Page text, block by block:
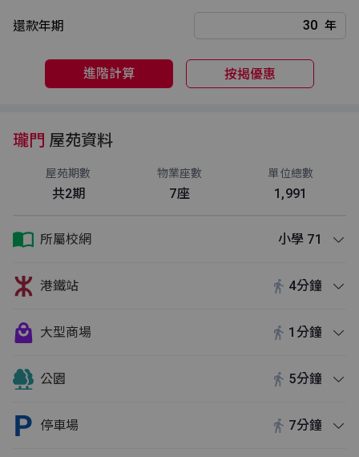
還款年期 年
進階計算 按揭優惠
瓏門 屋苑資料
屋苑期數
共2期
物業座數
7座
單位總數
1,991
所屬校網 小學 71
港鐵站 4分鐘
大型商場 1分鐘
公園 5分鐘
停車場 7分鐘